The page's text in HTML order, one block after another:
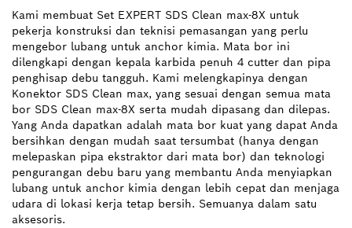
Kami membuat Set EXPERT SDS Clean max-8X untuk
pekerja konstruksi dan teknisi pemasangan yang perlu
mengebor lubang untuk anchor kimia. Mata bor ini
dilengkapi dengan kepala karbida penuh 4 cutter dan pipa
penghisap debu tangguh. Kami melengkapinya dengan
Konektor SDS Clean max, yang sesuai dengan semua mata
bor SDS Clean max-8X serta mudah dipasang dan dilepas.
Yang Anda dapatkan adalah mata bor kuat yang dapat Anda
bersihkan dengan mudah saat tersumbat (hanya dengan
melepaskan pipa ekstraktor dari mata bor) dan teknologi
pengurangan debu baru yang membantu Anda menyiapkan
lubang untuk anchor kimia dengan lebih cepat dan menjaga
udara di lokasi kerja tetap bersih. Semuanya dalam satu
aksesoris.